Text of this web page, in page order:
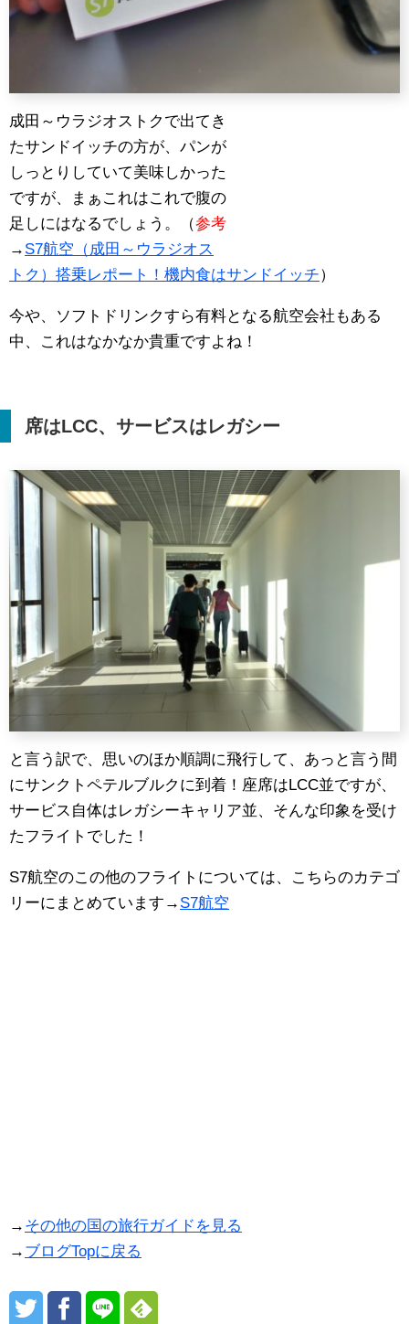
成田～ウラジオストクで出てき
たサンドイッチの方が、パンが
しっとりしていて美味しかった
ですが、まぁこれはこれで腹の
足しにはなるでしょう。（参考
→ S7航空（成田～ウラジオス
トク）搭乗レポート！機内食はサンドイッチ）
今や、ソフトドリンクすら有料となる航空会社もある
中、これはなかなか貴重ですよね！
席はLCC、サービスはレガシー
と言う訳で、思いのほか順調に飛行して、あっと言う間
にサンクトペテルブルクに到着！座席はLCC並ですが、
サービス自体はレガシーキャリア並、そんな印象を受け
たフライトでした！
S7航空のこの他のフライトについては、こちらのカテゴ
リーにまとめています→ S7航空
→ その他の国の旅行ガイドを見る
→ ブログTopに戻る